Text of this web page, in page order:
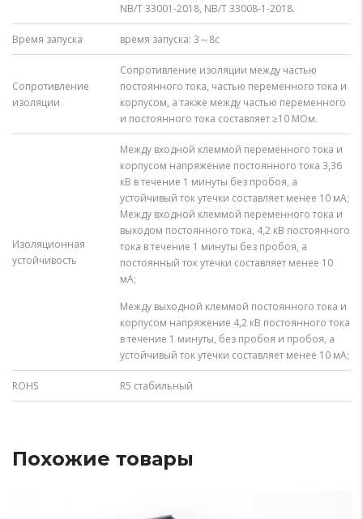
NB/T 33001-2018, NB/T 33008-1-2018.
Время запуска время запуска: 3～8с
Сопротивление
изоляции
Сопротивление изоляции между частью
постоянного тока, частью переменного тока и
корпусом, а также между частью переменного
и постоянного тока составляет ≥10 МОм.
Изоляционная
устойчивость
Между входной клеммой переменного тока и
корпусом напряжение постоянного тока 3,36
кВ в течение 1 минуты без пробоя, а
устойчивый ток утечки составляет менее 10 мА;
Между входной клеммой переменного тока и
выходом постоянного тока, 4,2 кВ постоянного
тока в течение 1 минуты без пробоя, а
постоянный ток утечки составляет менее 10
мА;
Между выходной клеммой постоянного тока и
корпусом напряжение 4,2 кВ постоянного тока
в течение 1 минуты, без пробоя и пробоя, а
устойчивый ток утечки составляет менее 10 мА;
ROHS R5 стабильный
Похожие товары